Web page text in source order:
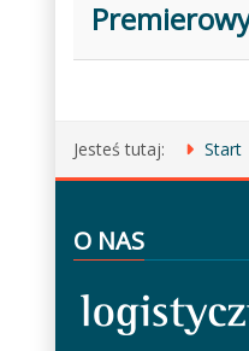
Jesteś tutaj: Start
O NAS